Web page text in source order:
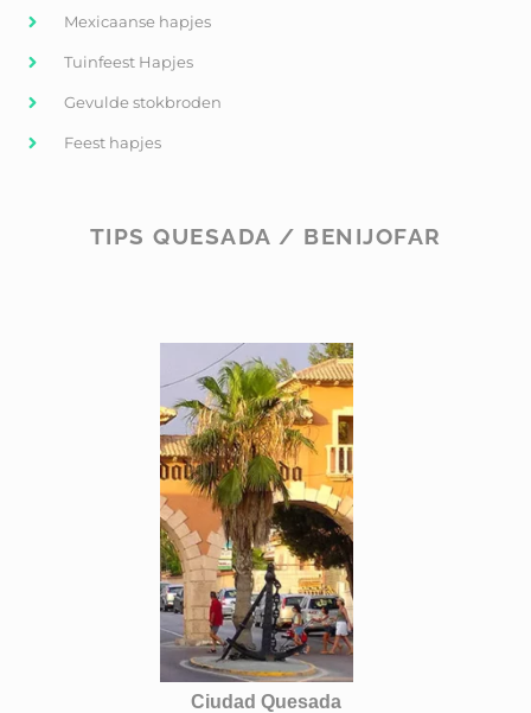
Mexicaanse hapjes
Tuinfeest Hapjes
Gevulde stokbroden
Feest hapjes
TIPS QUESADA / BENIJOFAR
Ciudad Quesada